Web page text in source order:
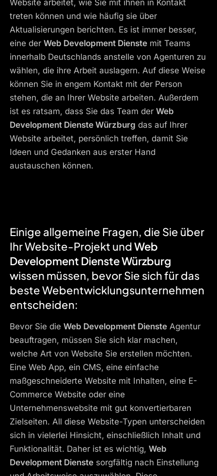
Website arbeitet, wie Sie mit ihnen in Kontakt
treten können und wie häufig sie über
Aktualisierungen berichten. Es ist immer besser,
eine der Web Development Dienste mit Teams
innerhalb Deutschlands anstelle von Agenturen zu
wählen, die ihre Arbeit auslagern. Auf diese Weise
können Sie in engem Kontakt mit der Person
stehen, die an Ihrer Website arbeiten. Außerdem
ist es ratsam, dass Sie das Team der Web
Development Dienste Würzburg das auf Ihrer
Website arbeitet, persönlich treffen, damit Sie
Ideen und Gedanken aus erster Hand
austauschen können.
Einige allgemeine Fragen, die Sie über
Ihr Website-Projekt undWeb
Development Dienste Würzburg
wissen müssen, bevor Sie sich für das
beste Webentwicklungsunternehmen
entscheiden:
Bevor Sie die Web Development Dienste Agentur
beauftragen, müssen Sie sich klar machen,
welche Art von Website Sie erstellen möchten.
Eine Web App, ein CMS, eine einfache
maßgeschneiderte Website mit Inhalten, eine E-
Commerce Website oder eine
Unternehmenswebsite mit gut konvertierbaren
Zielseiten. All diese Website-Typen unterscheiden
sich in vielerlei Hinsicht, einschließlich Inhalt und
Funktionalität. Daher ist es wichtig, Web
Development Dienste sorgfältig nach Einstellung